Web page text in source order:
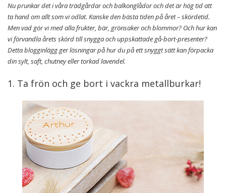
Nu prunkar det i våra trädgårdar och balkonglådor och det är hög tid att
ta hand om allt som vi odlat. Kanske den bästa tiden på året – skördetid.
Men vad gör vi med alla frukter, bär, grönsaker och blommor? Och hur kan
vi förvandla årets skörd till snygga och uppskattade gå-bort-presenter?
Detta blogginlägg ger lösningar på hur du på ett snyggt sätt kan förpacka
din sylt, saft, chutney eller torkad lavendel.
1. Ta frön och ge bort i vackra metallburkar!